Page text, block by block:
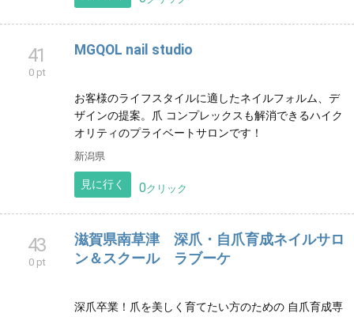
41
0 pt
MGQOL nail studio
お客様のライフスタイルに適したネイルフォルム、デ
ザインの提案。爪 コンプレックスも解消できるハイク
オリティのプライベートサロンです！
新潟県
見に行く 0クリック
43
0 pt
滋賀県南草津 深爪・自爪育成ネイルサロ
ン＆スクール ラブーケ
深爪卒業！爪を美しく育てたい方のための 自爪育成専